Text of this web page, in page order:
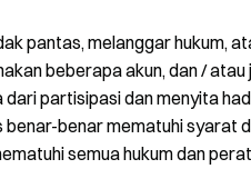
pantas, melanggar hukum,
beberapa akun, dan /
partisipasi dan menyita
benar-benar mematuhi syarat
semua hukum dan